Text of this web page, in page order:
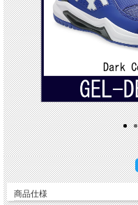
商品仕様